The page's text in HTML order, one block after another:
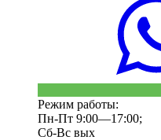
Режим работы:
Пн-Пт 9:00—17:00;
Сб-Вс вых